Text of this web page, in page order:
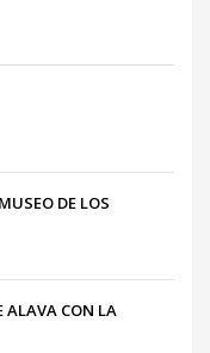
DE LOS
ALAVA CON LA